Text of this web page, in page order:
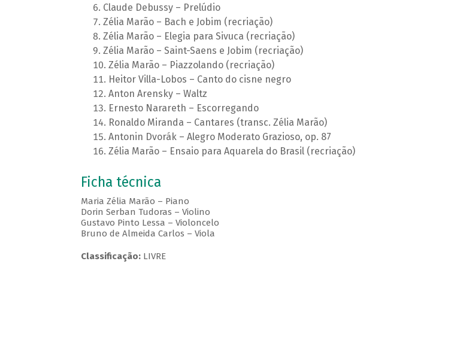
Claude Debussy – Prelúdio
Zélia Marão – Bach e Jobim (recriação)
Zélia Marão – Elegia para Sivuca (recriação)
Zélia Marão – Saint-Saens e Jobim (recriação)
Zélia Marão – Piazzolando (recriação)
Heitor Villa-Lobos – Canto do cisne negro
Anton Arensky – Waltz
Ernesto Narareth – Escorregando
Ronaldo Miranda – Cantares (transc. Zélia Marão)
Antonin Dvorák – Alegro Moderato Grazioso, op. 87
Zélia Marão – Ensaio para Aquarela do Brasil (recriação)
Ficha técnica
Maria Zélia Marão – Piano
Dorin Serban Tudoras – Violino
Gustavo Pinto Lessa – Violoncelo
Bruno de Almeida Carlos – Viola
Classificação:LIVRE